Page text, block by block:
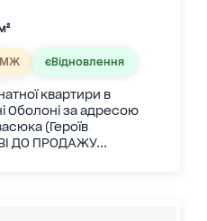
єВідновлення
квартири в
Оболоні за адресою
(Героїв
ДО ПРОДАЖУ...